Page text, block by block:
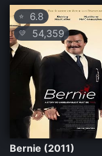
⭐ 6.8
💛 54,359
Bernie (2011)